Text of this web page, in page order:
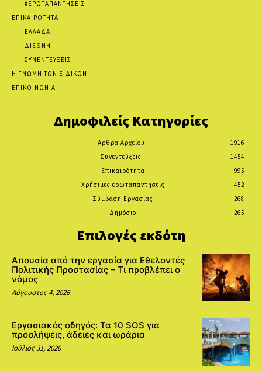
#ΕΡΩΤΑΠΑΝΤΗΣΕΙΣ
ΕΠΙΚΑΙΡΟΤΗΤΑ
ΕΛΛΑΔΑ
ΔΙΕΘΝΗ
ΣΥΝΕΝΤΕΥΞΕΙΣ
Η ΓΝΩΜΗ ΤΩΝ ΕΙΔΙΚΩΝ
ΕΠΙΚΟΙΝΩΝΙΑ
Δημοφιλείς Κατηγορίες
Άρθρα Αρχείου
1916
Συνεντεύξεις
1454
Επικαιρότητα
995
Χρήσιμες ερωταπαντήσεις
452
Σύμβαση Εργασίας
268
Δημόσιο
265
Επιλογές εκδότη
Απουσία από την εργασία για Εθελοντές
Πολιτικής Προστασίας – Τι προβλέπει ο
νόμος
Αύγουστος 4, 2026
Εργασιακός οδηγός: Τα 10 SOS για
προσλήψεις, άδειες και ωράρια
Ιούλιος 31, 2026